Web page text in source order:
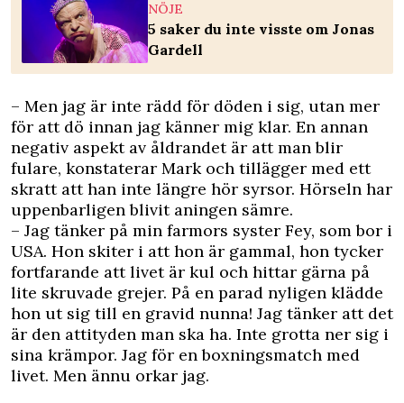
NÖJE
5 saker du inte visste om Jonas
Gardell
– Men jag är inte rädd för döden i sig, utan mer
för att dö innan jag känner mig klar. En annan
negativ aspekt av åldrandet är att man blir
fulare, konstaterar Mark och tillägger med ett
skratt att han inte längre hör syrsor. Hörseln har
uppenbarligen blivit aningen sämre.
– Jag tänker på min farmors syster Fey, som bor i
USA. Hon skiter i att hon är gammal, hon tycker
fortfarande att livet är kul och hittar gärna på
lite skruvade grejer. På en parad nyligen klädde
hon ut sig till en gravid nunna! Jag tänker att det
är den attityden man ska ha. Inte grotta ner sig i
sina krämpor. Jag för en boxningsmatch med
livet. Men ännu orkar jag.